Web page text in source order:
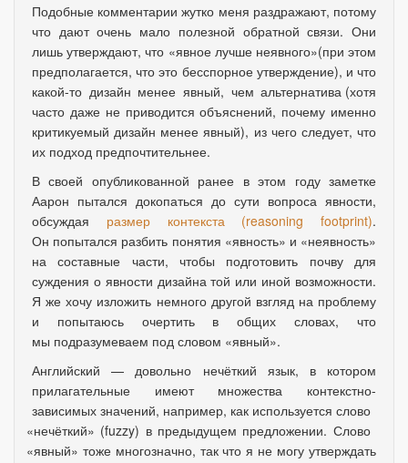
Подобные комментарии жутко меня раздражают, потому
что дают очень мало полезной обратной связи. Они
лишь утверждают, что «явное лучше неявного»(при этом
предполагается, что это бесспорное утверждение), и что
какой-то дизайн менее явный, чем альтернатива(хотя
часто даже не приводится объяснений, почему именно
критикуемый дизайн менее явный), из чего следует, что
их подход предпочтительнее.
В своей опубликованной ранее в этом году заметке
Аарон пытался докопаться до сути вопроса явности,
обсуждая размер контекста (reasoning footprint).
Он попытался разбить понятия «явность» и «неявность»
на составные части, чтобы подготовить почву для
суждения о явности дизайна той или иной возможности.
Я же хочу изложить немного другой взгляд на проблему
и попытаюсь очертить в общих словах,
что
мы подразумеваем под словом «явный».
Английский — довольно нечёткий язык,
в котором
прилагательные имеют множества контекстно-
зависимых значений, например, как используется слово
«нечёткий» (fuzzy) в предыдущем предложении. Слово
«явный» тоже многозначно, так что я не могу утверждать